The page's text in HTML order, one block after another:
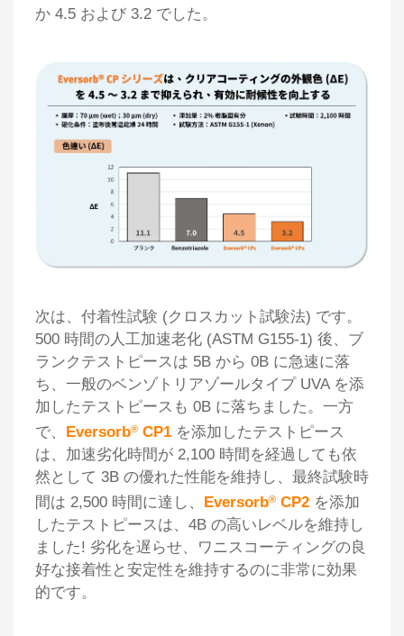
か 4.5 および 3.2 でした。
次は、付着性試験 (クロスカット試験法) です。
500 時間の人工加速老化 (ASTM G155-1) 後、ブ
ランクテストピースは 5B から 0B に急速に落
ち、一般のベンゾトリアゾールタイプ UVA を添
加したテストピースも 0B に落ちました。一方
で、 Eversorb® CP1 を添加したテストピース
は、加速劣化時間が 2,100 時間を経過しても依
然として 3B の優れた性能を維持し、最終試験時
間は 2,500 時間に達し、 Eversorb® CP2 を添加
したテストピースは、4B の高いレベルを維持し
ました! 劣化を遅らせ、ワニスコーティングの良
好な接着性と安定性を維持するのに非常に効果
的です。